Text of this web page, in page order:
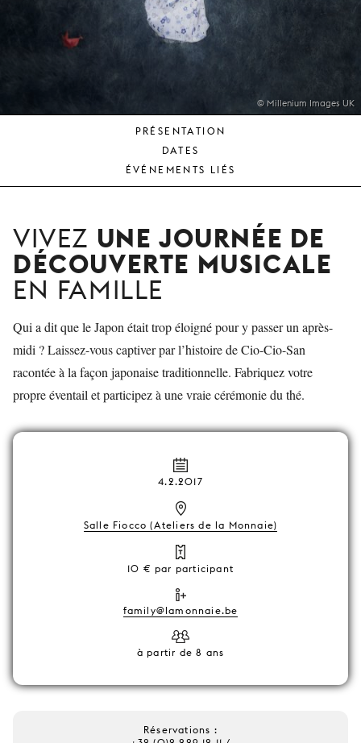
JEUNE
PUBLIC
SOUTENIR
© Millenium Images UK
PRÉSENTATION
DATES
ÉVÉNEMENTS LIÉS
VIVEZ UNE JOURNÉE DE
DÉCOUVERTE MUSICALE
EN FAMILLE
Qui a dit que le Japon était trop éloigné pour y passer un après-
midi ? Laissez-vous captiver par l’histoire de Cio-Cio-San
racontée à la façon japonaise traditionnelle. Fabriquez votre
propre éventail et participez à une vraie cérémonie du thé.
4.2.2017
Salle Fiocco (Ateliers de la Monnaie)
10 € par participant
family@lamonnaie.be
à partir de 8 ans
Réservations :